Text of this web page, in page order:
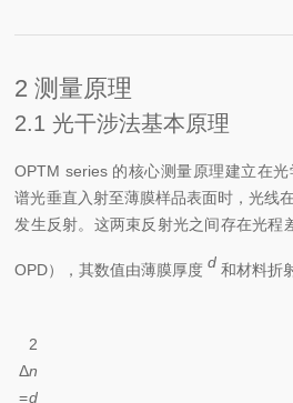
2 测量原理
2.1 光干涉法基本原理
OPTM series 的核心测量原理建立在
谱光垂直入射至薄膜样品表面时，光线
发生反射。这两束反射光之间存在光程
OPD），其数值由薄膜厚度d 和材料折
Δ
=
2
n
d